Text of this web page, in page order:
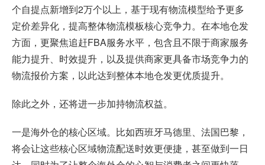
个自提点新增到2万个以上，基于现有物流模型给予更多
定价差异化，提高整体物流模板核心竞争力。在本地仓发
方面，更聚焦追赶FBA服务水平，包含且不限于商家服务
能力提升、时效提升，以及提供商家更具备市场竞争力的
物流报价方案，以此达到整体本地仓发更优质提升。
除此之外，还将进一步加持物流权益。
一是海外仓的核心区域。比如西班牙马德里、法国巴黎，
将会让这些核心区域物流配送时效更便捷，甚至做到一日